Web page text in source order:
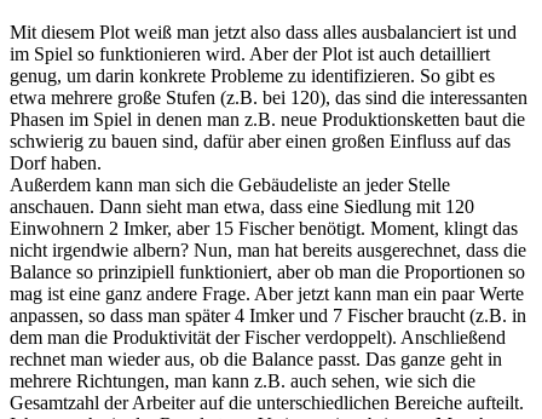
Mit diesem Plot weiß man jetzt also dass alles ausbalanciert ist und
im Spiel so funktionieren wird. Aber der Plot ist auch detailliert
genug, um darin konkrete Probleme zu identifizieren. So gibt es
etwa mehrere große Stufen (z.B. bei 120), das sind die interessanten
Phasen im Spiel in denen man z.B. neue Produktionsketten baut die
schwierig zu bauen sind, dafür aber einen großen Einfluss auf das
Dorf haben.
Außerdem kann man sich die Gebäudeliste an jeder Stelle
anschauen. Dann sieht man etwa, dass eine Siedlung mit 120
Einwohnern 2 Imker, aber 15 Fischer benötigt. Moment, klingt das
nicht irgendwie albern? Nun, man hat bereits ausgerechnet, dass die
Balance so prinzipiell funktioniert, aber ob man die Proportionen so
mag ist eine ganz andere Frage. Aber jetzt kann man ein paar Werte
anpassen, so dass man später 4 Imker und 7 Fischer braucht (z.B. in
dem man die Produktivität der Fischer verdoppelt). Anschließend
rechnet man wieder aus, ob die Balance passt. Das ganze geht in
mehrere Richtungen, man kann z.B. auch sehen, wie sich die
Gesamtzahl der Arbeiter auf die unterschiedlichen Bereiche aufteilt.